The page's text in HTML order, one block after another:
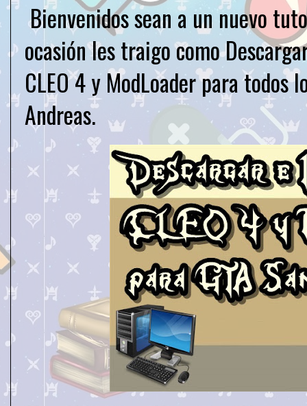
Bienvenidos sean a un nuevo
ocasión les traigo como
CLEO 4 y ModLoader para todos
Andreas.